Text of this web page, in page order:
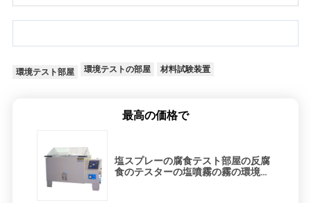
環境テスト部屋 環境テストの部屋 材料試験装置
最高の価格で
塩スプレーの腐食テスト部屋の反腐
食のテスターの塩噴霧の霧の環境試